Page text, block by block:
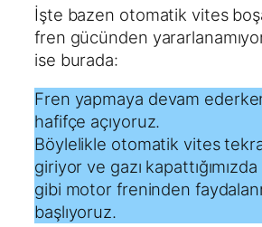
İşte bazen otomatik vites
fren gücünden
ise burada:
Fren yapmaya devam
hafifçe açıyoruz.
Böylelikle otomatik vites
giriyor ve gazı
gibi motor freninden
başlıyoruz.